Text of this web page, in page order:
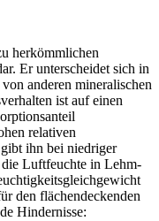
herkömmlichen
Er unterscheidet sich in
anderen mineralischen
ist auf einen
relativen
ihn bei niedriger
Luftfeuchte in Lehm-
den flächendeckenden
Hindernisse: